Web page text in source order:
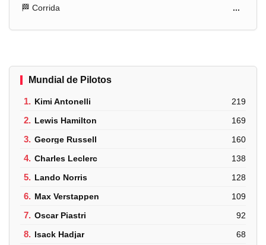
🏁 Corrida ...
Mundial de Pilotos
1. Kimi Antonelli 219
2. Lewis Hamilton 169
3. George Russell 160
4. Charles Leclerc 138
5. Lando Norris 128
6. Max Verstappen 109
7. Oscar Piastri 92
8. Isack Hadjar 68